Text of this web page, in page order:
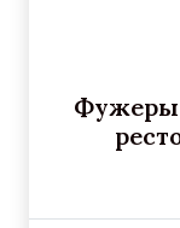
Фужеры